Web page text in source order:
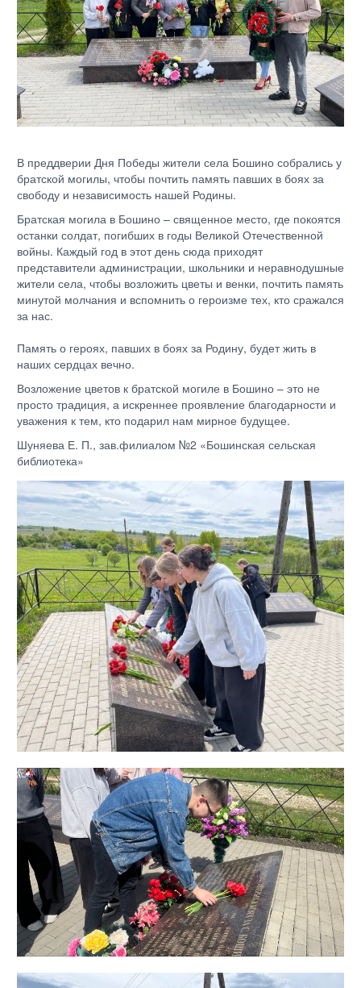
В преддверии Дня Победы жители села Бошино собрались у
братской могилы, чтобы почтить память павших в боях за
свободу и независимость нашей Родины.
Братская могила в Бошино – священное место, где покоятся
останки солдат, погибших в годы Великой Отечественной
войны. Каждый год в этот день сюда приходят
представители администрации, школьники и неравнодушные
жители села, чтобы возложить цветы и венки, почтить память
минутой молчания и вспомнить о героизме тех, кто сражался
за нас.
Память о героях, павших в боях за Родину, будет жить в
наших сердцах вечно.
Возложение цветов к братской могиле в Бошино – это не
просто традиция, а искреннее проявление благодарности и
уважения к тем, кто подарил нам мирное будущее.
Шуняева Е. П., зав.филиалом №2 «Бошинская сельская
библиотека»